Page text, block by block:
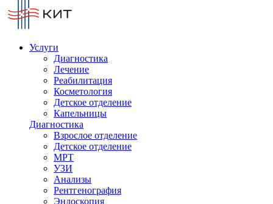
Услуги
Диагностика
Лечение
Реабилитация
Косметология
Детское отделение
Капельницы
Диагностика
Взрослое отделение
Детское отделение
МРТ
УЗИ
Анализы
Рентгенография
Эндоскопия